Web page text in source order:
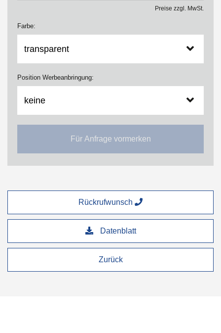
Preise zzgl. MwSt.
Farbe:
Position Werbeanbringung:
Für Anfrage vormerken
Zurück
Datenblatt
Rückrufwunsch